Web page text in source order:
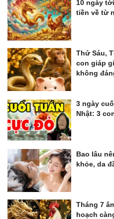
10 ngày
tiền về từ
Thứ Sáu,
con giáp
không
3 ngày
Nhật: 3
Bao lâu
khỏe, da
Tháng 7
hoạch